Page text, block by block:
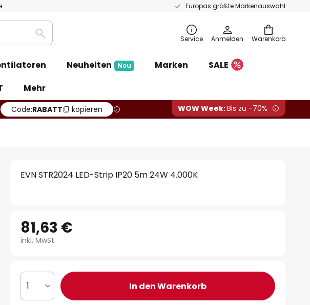
Europas größte Markenauswahl
Warenkorb
Suche Service Anmelden
Neuheiten Neu Marken
SALE
Mehr
Code:RABATT kopieren WOW Week:Bis zu -70%
EVN STR2024 LED-Strip IP20 5m 24W 4.000K
81,63 €
inkl. MwSt.
1 In den Warenkorb